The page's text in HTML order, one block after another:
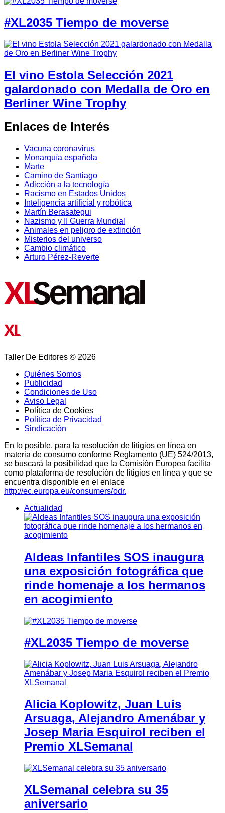
#XL2035 Tiempo de moverse
El vino Estola Selección 2021
galardonado con Medalla de Oro en
Berliner Wine Trophy
Enlaces de Interés
Vacuna coronavirus
Monarquía española
Marte
Camino de Santiago
Adicción a la tecnología
Racismo en Estados Unidos
Inteligencia artificial y robótica
Martín Berasategui
Nazismo y II Guerra Mundial
Animales en peligro de extinción
Misterios del universo
Cambio climático
Arturo Pérez-Reverte
Taller De Editores © 2026
Quiénes Somos
Publicidad
Condiciones de Uso
Aviso Legal
Política de Cookies
Política de Privacidad
Sindicación
En lo posible, para la resolución de litigios en línea en
materia de consumo conforme Reglamento (UE) 524/2013,
se buscará la posibilidad que la Comisión Europea facilita
como plataforma de resolución de litigios en línea y que se
encuentra disponible en el enlace
http://ec.europa.eu/consumers/odr.
Actualidad
Aldeas Infantiles SOS inaugura
una exposición fotográfica que
rinde homenaje a los hermanos
en acogimiento
#XL2035 Tiempo de moverse
Alicia Koplowitz, Juan Luis
Arsuaga, Alejandro Amenábar y
Josep Maria Esquirol reciben el
Premio XLSemanal
XLSemanal celebra su 35
aniversario